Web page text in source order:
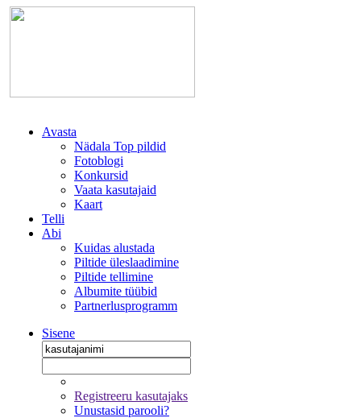
Avasta
Nädala Top pildid
Fotoblogi
Konkursid
Vaata kasutajaid
Kaart
Telli
Abi
Kuidas alustada
Piltide üleslaadimine
Piltide tellimine
Albumite tüübid
Partnerlusprogramm
Sisene
Registreeru kasutajaks
Unustasid parooli?